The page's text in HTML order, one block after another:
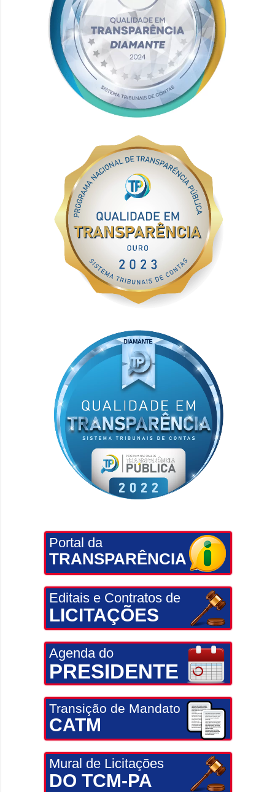
Portal da
TRANSPARÊNCIA
Editais e Contratos de
LICITAÇÕES
Agenda do
PRESIDENTE
Transição de Mandato
CATM
Mural de Licitações
DO TCM-PA